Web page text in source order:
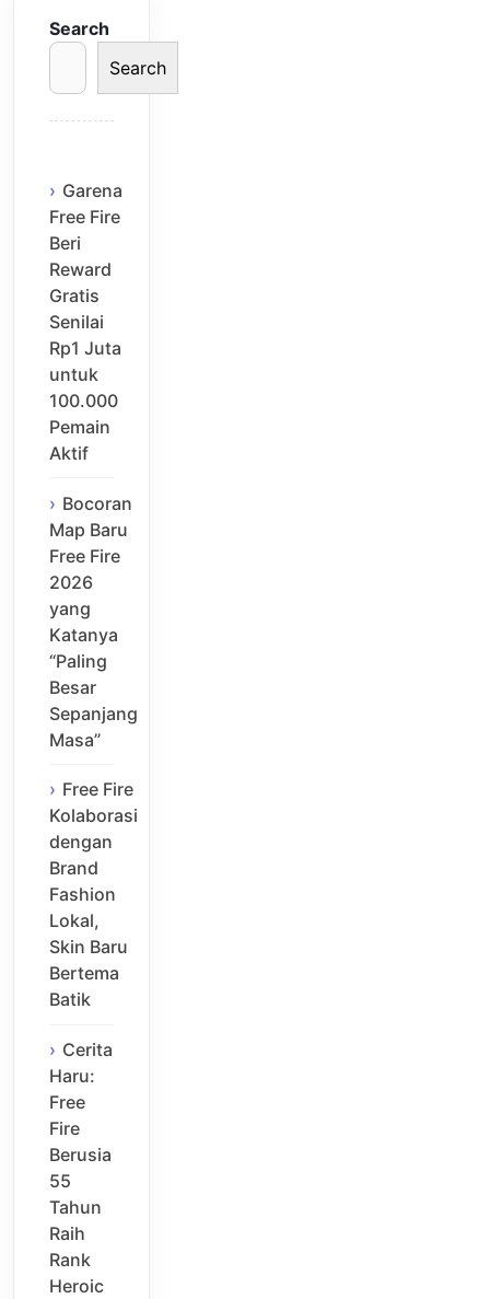
Search
Search
Garena
Free Fire
Beri
Reward
Gratis
Senilai
Rp1 Juta
untuk
100.000
Pemain
Aktif
Bocoran
Map Baru
Free Fire
2026
yang
Katanya
“Paling
Besar
Sepanjang
Masa”
Free Fire
Kolaborasi
dengan
Brand
Fashion
Lokal,
Skin Baru
Bertema
Batik
Cerita
Haru:
Free
Fire
Berusia
55
Tahun
Raih
Rank
Heroic